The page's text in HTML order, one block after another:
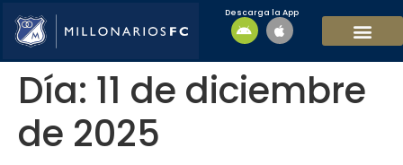
Descarga la App
Día: 11 de diciembre
de 2025